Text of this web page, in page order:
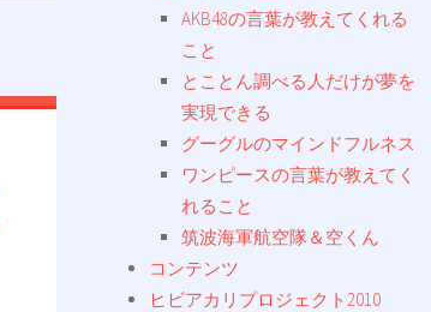
AKB48の言葉が教えてくれる
こと
とことん調べる人だけが夢を
実現できる
グーグルのマインドフルネス
ワンピースの言葉が教えてく
れること
筑波海軍航空隊＆空くん
コンテンツ
ヒビアカリプロジェクト2010